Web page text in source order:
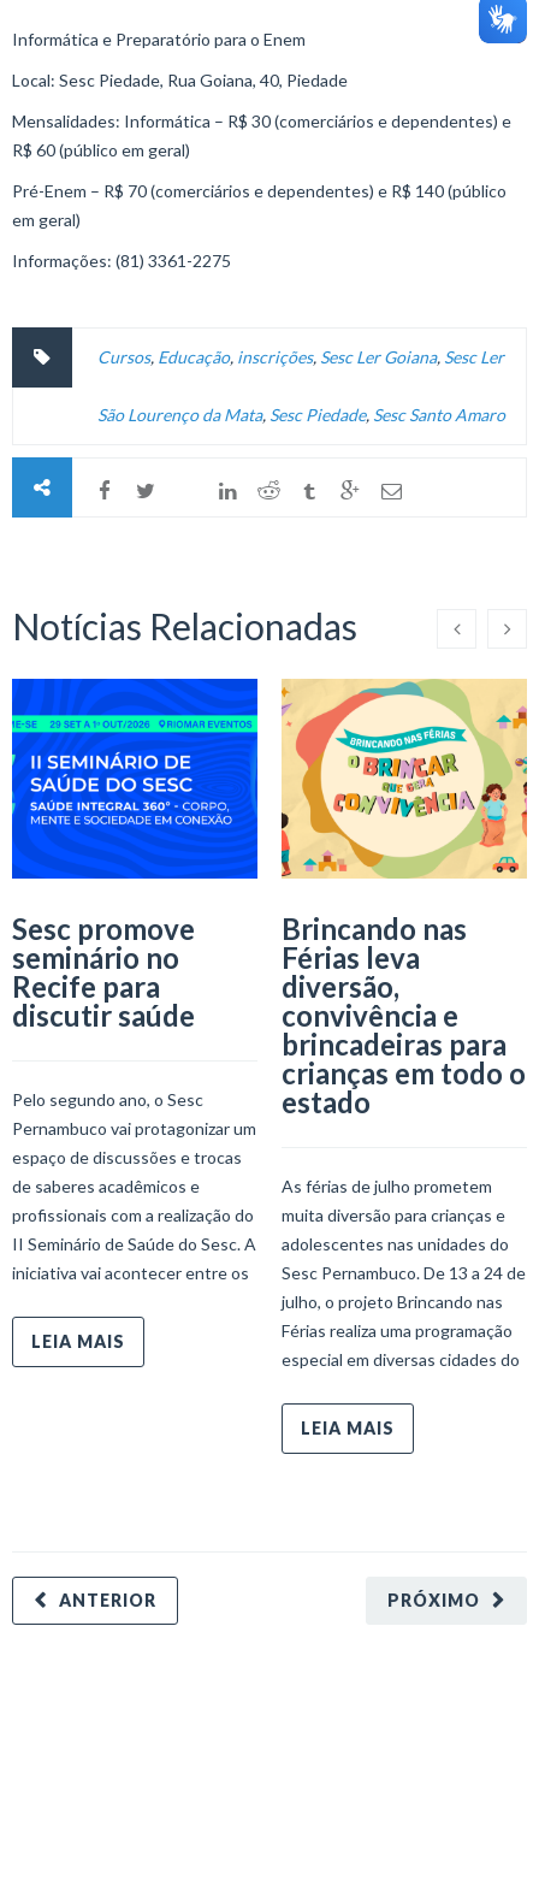
Informática e Preparatório para o Enem
Local: Sesc Piedade, Rua Goiana, 40, Piedade
Mensalidades: Informática – R$ 30 (comerciários e dependentes) e
R$ 60 (público em geral)
Pré-Enem – R$ 70 (comerciários e dependentes) e R$ 140 (público
em geral)
Informações: (81) 3361-2275
Cursos, Educação, inscrições, Sesc Ler Goiana, Sesc Ler
São Lourenço da Mata, Sesc Piedade, Sesc Santo Amaro
Notícias Relacionadas
Sesc promove
seminário no
Recife para
discutir saúde
Pelo segundo ano, o Sesc
Pernambuco vai protagonizar um
espaço de discussões e trocas
de saberes acadêmicos e
profissionais com a realização do
II Seminário de Saúde do Sesc. A
iniciativa vai acontecer entre os
LEIA MAIS
Brincando nas
Férias leva
diversão,
convivência e
brincadeiras para
crianças em todo o
estado
As férias de julho prometem
muita diversão para crianças e
adolescentes nas unidades do
Sesc Pernambuco. De 13 a 24 de
julho, o projeto Brincando nas
Férias realiza uma programação
especial em diversas cidades do
LEIA MAIS
PRÓXIMO
ANTERIOR